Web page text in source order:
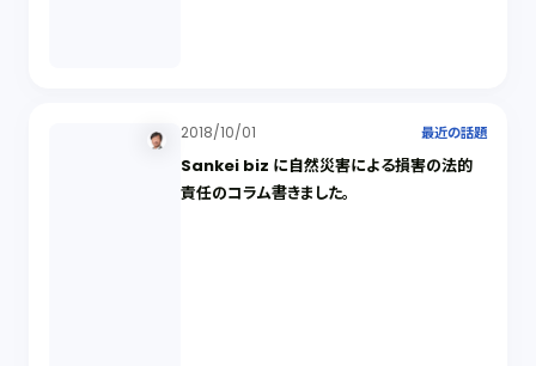
2018/10/01 最近の話題
Sankei biz に自然災害による損害の法的
責任のコラム書きました。